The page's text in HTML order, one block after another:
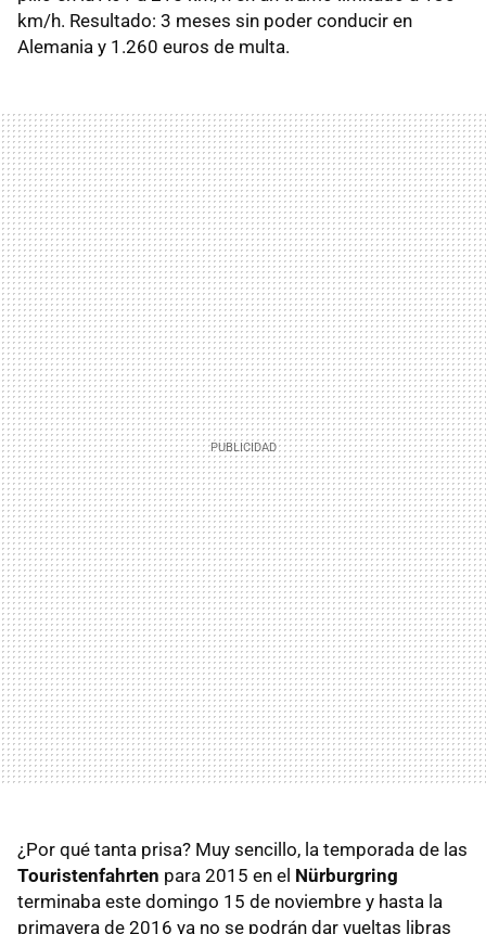
km/h. Resultado: 3 meses sin poder conducir en
Alemania y 1.260 euros de multa.
¿Por qué tanta prisa? Muy sencillo, la temporada de las
Touristenfahrten para 2015 en el Nürburgring
terminaba este domingo 15 de noviembre y hasta la
primavera de 2016 ya no se podrán dar vueltas libras